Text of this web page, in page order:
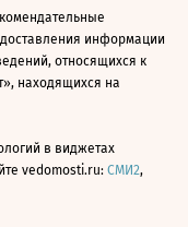
информации
относящихся к
находящихся на
в виджетах
vedomosti.ru: СМИ2,